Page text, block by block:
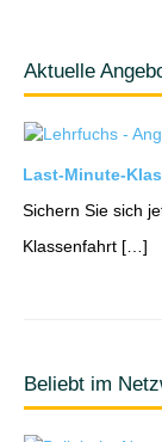
Aktuelle
Last-Minute-
Sichern Sie sich
Klassenfahrt […]
Beliebt im